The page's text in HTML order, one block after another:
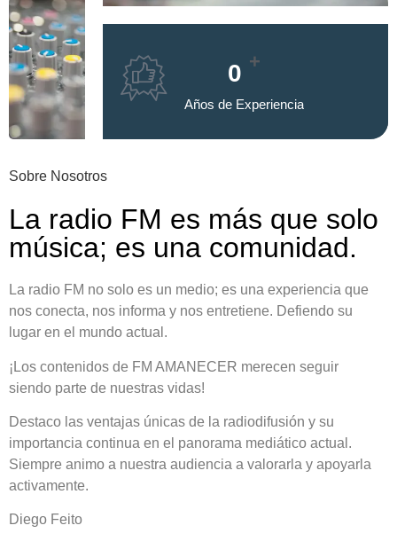
0 +
Años de Experiencia
Sobre Nosotros
La radio FM es más que solo
música; es una comunidad.
La radio FM no solo es un medio; es una experiencia que
nos conecta, nos informa y nos entretiene. Defiendo su
lugar en el mundo actual.
¡Los contenidos de FM AMANECER merecen seguir
siendo parte de nuestras vidas!
Destaco las ventajas únicas de la radiodifusión y su
importancia continua en el panorama mediático actual.
Siempre animo a nuestra audiencia a valorarla y apoyarla
activamente.
Diego Feito